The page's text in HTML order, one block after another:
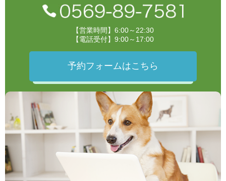
【営業時間】6:00～22:30
【電話受付】9:00～17:00
予約フォームはこちら